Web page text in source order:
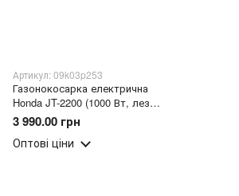
Артикул: 09k03p253
Газонокосарка електрична
Honda JT-2200 (1000 Вт, лезо
305 мм)
3 990.00 грн
Оптові ціни